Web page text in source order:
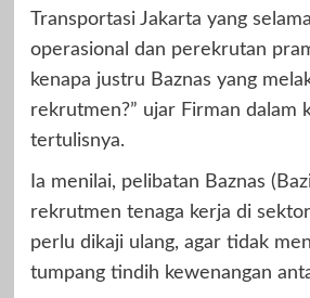
Transportasi Jakarta yang
operasional dan perekrutan
kenapa justru Baznas yang
rekrutmen?” ujar Firman dalam
tertulisnya.
Ia menilai, pelibatan Baznas
rekrutmen tenaga kerja di
perlu dikaji ulang, agar tidak
tumpang tindih kewenangan